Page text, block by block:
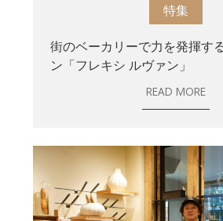
特集
街のベーカリーで力を発揮す
ン「フレキシ ルヴァン」
READ MORE